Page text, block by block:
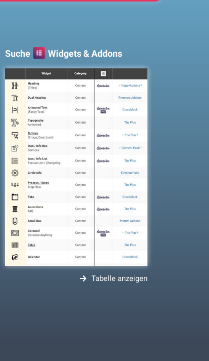
Suche Widgets & Addons
Tabelle anzeigen